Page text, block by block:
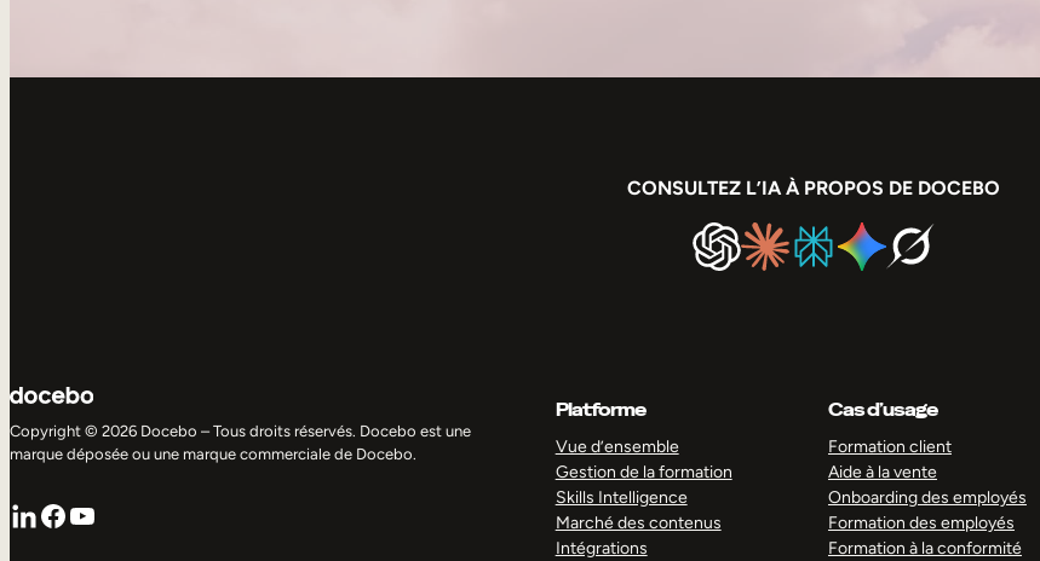
CONSULTEZ L’IA À PROPOS DE DOCEBO
Copyright © 2026 Docebo – Tous droits réservés. Docebo est une
marque déposée ou une marque commerciale de Docebo.
LinkedIn
Facebook
YouTube
Platforme
Vue d’ensemble
Gestion de la formation
Skills Intelligence
Marché des contenus
Intégrations
Cas d’usage
Formation client
Aide à la vente
Onboarding des employés
Formation des employés
Formation à la conformité